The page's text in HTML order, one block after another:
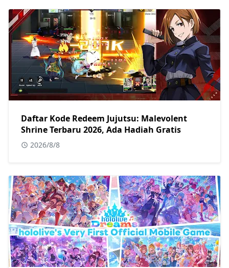
Daftar Kode Redeem Jujutsu: Malevolent
Shrine Terbaru 2026, Ada Hadiah Gratis
2026/8/8